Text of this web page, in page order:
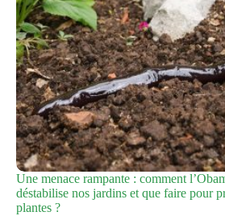
Une menace rampante : comment
déstabilise nos jardins et que faire pour
plantes ?